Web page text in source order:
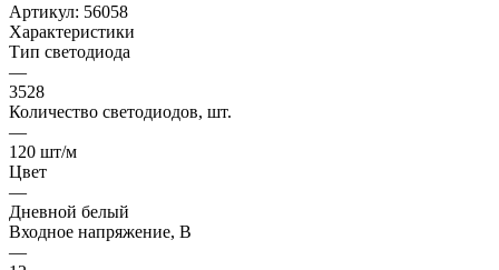
Артикул: 56058
Характеристики
Тип светодиода
—
3528
Количество светодиодов, шт.
—
120 шт/м
Цвет
—
Дневной белый
Входное напряжение, В
—